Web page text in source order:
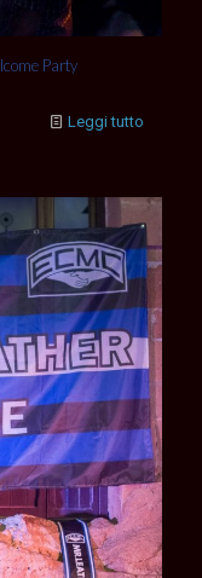
Party
Leggi tutto